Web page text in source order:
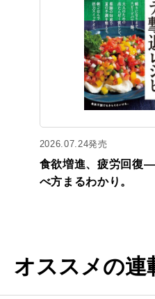
2026.07.24発売
食欲増進、疲労回復
べ方まるわかり。
オススメの連